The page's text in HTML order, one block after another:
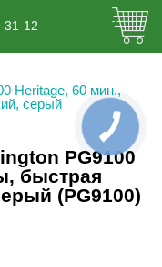
31-12
Heritage, 60 мин.,
серый
PG9100
быстрая
(PG9100)
КНОПКА
ЗВ'ЯЗКУ